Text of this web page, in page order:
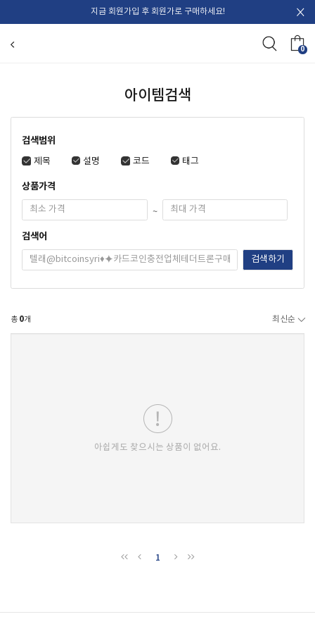
지금 회원가입 후 회원가로 구매하세요!
0
아이템검색
검색범위
제목 설명 코드 태그
상품가격
~
검색어
검색하기
총 0개 최신순
아쉽게도 찾으시는 상품이 없어요.
1